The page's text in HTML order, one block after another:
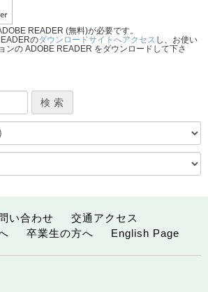
READER (無料)が必要です。
のダウンロードサイトへアクセス し、お使い
ンの ADOBE READER をダウンロードして下さ
い合わせ
交通アクセス
卒業生の方へ English Page